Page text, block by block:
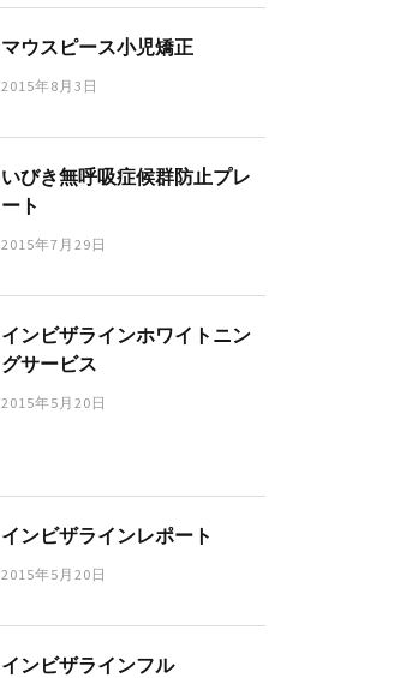
マウスピース小児矯正
2015年8月3日
いびき無呼吸症候群防止プレ
ート
2015年7月29日
インビザラインホワイトニン
グサービス
2015年5月20日
インビザラインレポート
2015年5月20日
インビザラインフル